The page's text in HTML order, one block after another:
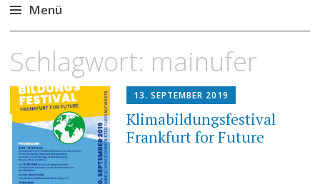
Menü
Inhalt
Schlagwort: mainufer
13. SEPTEMBER 2019
Klimabildungsfestival
Frankfurt for Future